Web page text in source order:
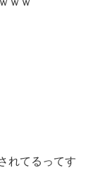
れてるってす